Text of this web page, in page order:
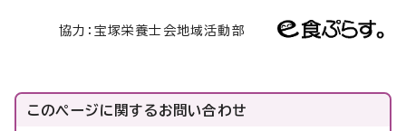
協力：宝塚栄養士会地域活動部
このページに関するお問い合わせ